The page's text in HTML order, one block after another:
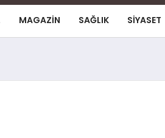
MAGAZIN SAĞLIK SIYASET